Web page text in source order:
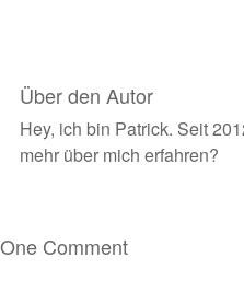
Über den Autor
Hey, ich bin Patrick. Seit
mehr über mich erfahren?
One Comment